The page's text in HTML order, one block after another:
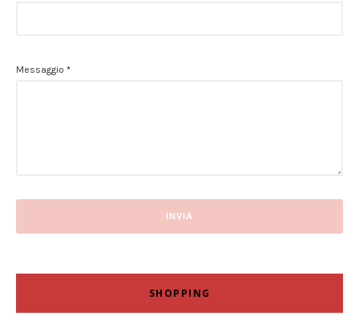
Messaggio *
SHOPPING